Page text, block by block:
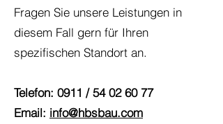
Fragen Sie unsere Leistungen in
diesem Fall gern für Ihren
spezifischen Standort an.
Telefon: 0911 /54 02 60 77
Email: info@hbsbau.com